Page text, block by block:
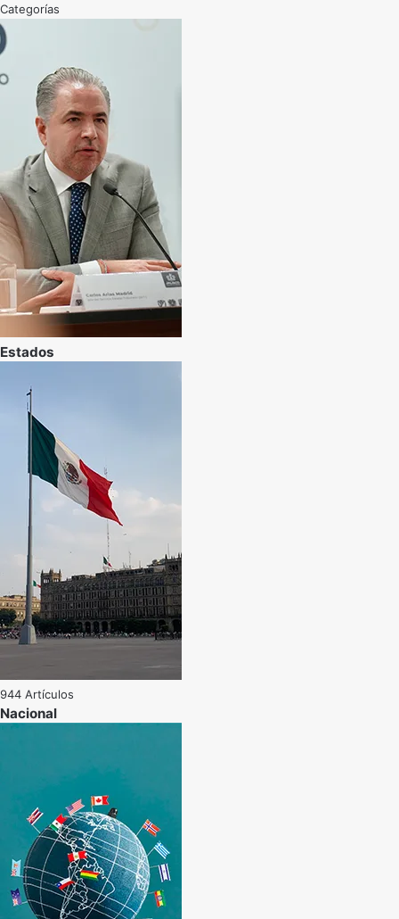
Categorías
Estados
944 Artículos
Nacional